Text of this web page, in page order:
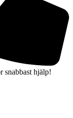
snabbast hjälp!